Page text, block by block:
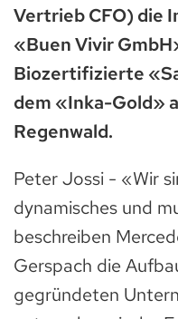
Vertrieb CFO) die
«Buen Vivir
Biozertifizierte
dem «Inka-Gold»
Regenwald.
Peter Jossi - «Wir
dynamisches und
beschreiben
Gerspach die
gegründeten